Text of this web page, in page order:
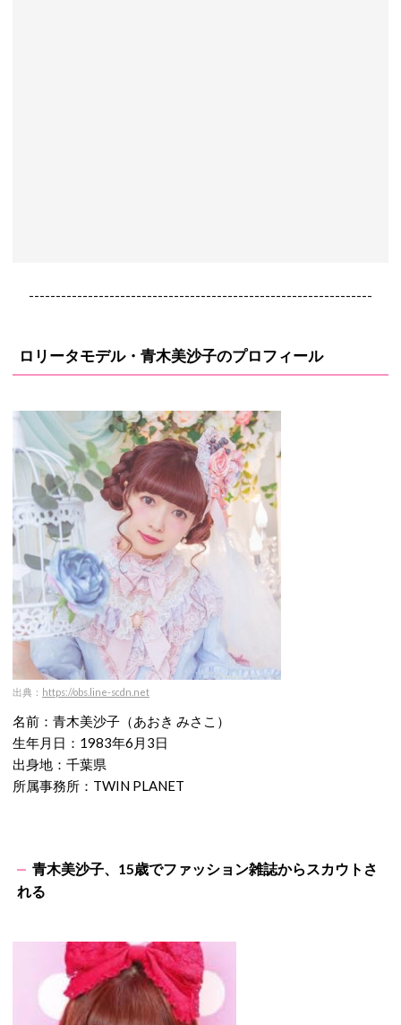
----------------------------------------------------------------
ロリータモデル・青木美沙子のプロフィール
出典： https://obs.line-scdn.net
名前：青木美沙子（あおき みさこ）
生年月日：1983年6月3日
出身地：千葉県
所属事務所：TWIN PLANET
青木美沙子、15歳でファッション雑誌からスカウトさ
れる